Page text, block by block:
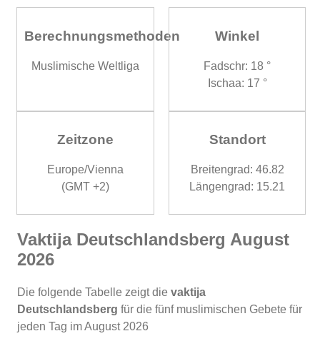
Berechnungsmethoden
Muslimische Weltliga
Winkel
Fadschr: 18 °
Ischaa: 17 °
Zeitzone
Europe/Vienna
(GMT +2)
Standort
Breitengrad: 46.82
Längengrad: 15.21
Vaktija Deutschlandsberg August
2026
Die folgende Tabelle zeigt die vaktija
Deutschlandsberg für die fünf muslimischen Gebete für
jeden Tag im August 2026